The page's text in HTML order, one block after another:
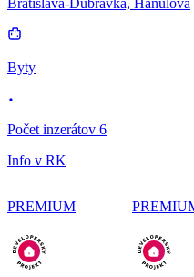
Bratislava-Dúbravka, Hanulova
Byty
Počet inzerátov 6
Info v RK
PREMIUM